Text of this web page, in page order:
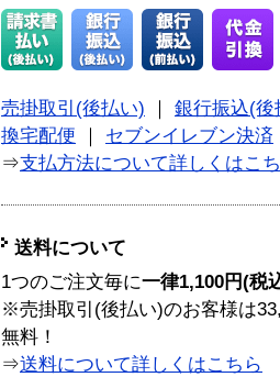
売掛取引(後払い)
銀行振込(後
換宅配便
セブンイレブン決済
⇒支払方法について詳しくはこ
送料について
1つのご注文毎に一律1,100円(税
※売掛取引(後払い)のお客様は
無料！
⇒送料について詳しくはこちら